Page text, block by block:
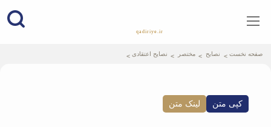
qadiriye.ir
صفحه نخست نصایح مختصر نصایح اعتقادی
کپی متن لینک متن